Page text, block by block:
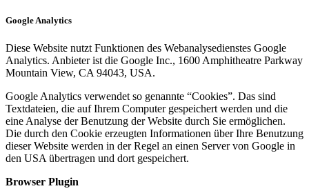
Google Analytics
Diese Website nutzt Funktionen des Webanalysedienstes Google
Analytics. Anbieter ist die Google Inc., 1600 Amphitheatre Parkway
Mountain View, CA 94043, USA.
Google Analytics verwendet so genannte “Cookies”. Das sind
Textdateien, die auf Ihrem Computer gespeichert werden und die
eine Analyse der Benutzung der Website durch Sie ermöglichen.
Die durch den Cookie erzeugten Informationen über Ihre Benutzung
dieser Website werden in der Regel an einen Server von Google in
den USA übertragen und dort gespeichert.
Browser Plugin